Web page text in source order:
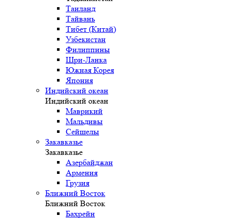
Таиланд
Тайвань
Тибет (Китай)
Узбекистан
Филиппины
Шри-Ланка
Южная Корея
Япония
Индийский океан
Индийский океан
Маврикий
Мальдивы
Сейшелы
Закавказье
Закавказье
Азербайджан
Армения
Грузия
Ближний Восток
Ближний Восток
Бахрейн